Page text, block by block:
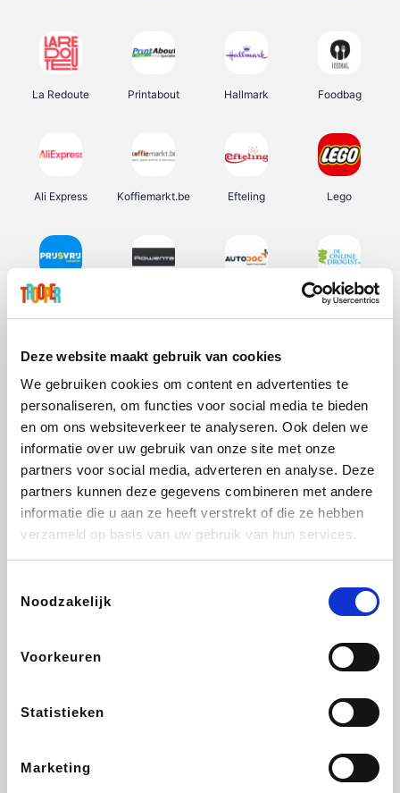
Deze website maakt gebruik van cookies
We gebruiken cookies om content en advertenties te
personaliseren, om functies voor social media te bieden
en om ons websiteverkeer te analyseren. Ook delen we
informatie over uw gebruik van onze site met onze
partners voor social media, adverteren en analyse. Deze
partners kunnen deze gegevens combineren met andere
informatie die u aan ze heeft verstrekt of die ze hebben
verzameld op basis van uw gebruik van hun services.
Noodzakelijk
Voorkeuren
Statistieken
Marketing
La Redoute Printabout Hallmark Foodbag
Ali Express Koffiemarkt.be Efteling Lego
Prijsvrij De Online Drogist
Vidaxl Lampenlicht.be Adidas Hotels.com
DectDirect
Brussels Airlines
EuroGifts Get Your Guide